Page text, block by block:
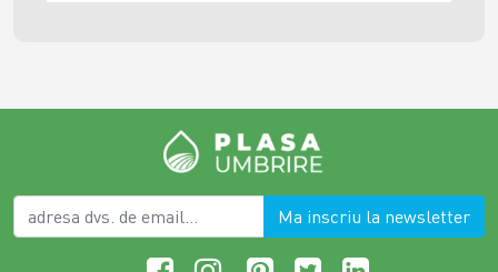
Ma inscriu la newsletter